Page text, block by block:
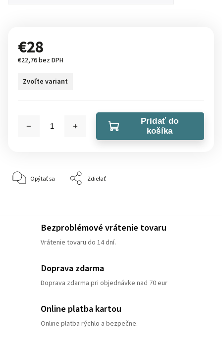
€28
€22,76 bez DPH
Zvoľte variant
Pridať do
košíka
Opýtať sa Zdieľať
Bezproblémové vrátenie tovaru
Vrátenie tovaru do 14 dní.
Doprava zdarma
Doprava zdarma pri objednávke nad 70 eur
Online platba kartou
Online platba rýchlo a bezpečne.